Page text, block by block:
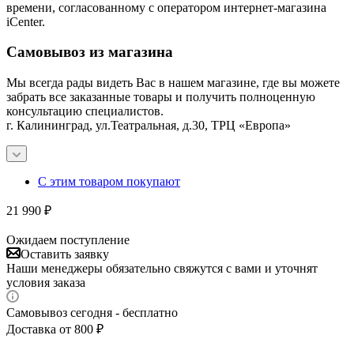
времени, согласованному с оператором интернет-магазина
iCenter.
Самовывоз из магазина
Мы всегда рады видеть Вас в нашем магазине, где вы можете
забрать все заказанные товары и получить полноценную
консультацию специалистов.
г. Калининград, ул.Театральная, д.30, ТРЦ «Европа»
С этим товаром покупают
21 990 ₽
Ожидаем поступление
Оставить заявку
Наши менеджеры обязательно свяжутся с вами и уточнят
условия заказа
Самовывоз сегодня - бесплатно
Доставка от 800 ₽